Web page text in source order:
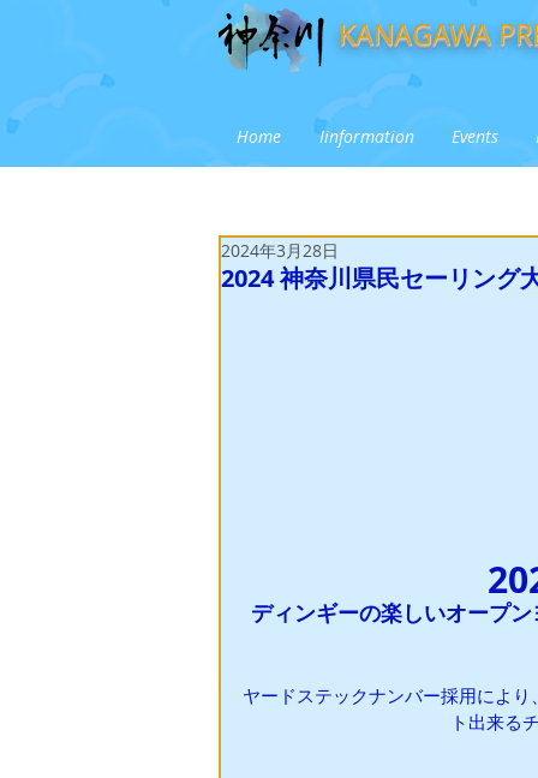
KANAGAWA
Home Iinformation Events
2024 神奈川県民セーリング
2024年3月28日
ディンギーの楽しいオープ
ヤードステックナンバー採用によ
ト出来る